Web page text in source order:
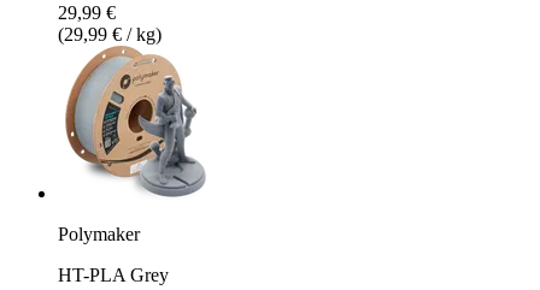
29,99 €
(29,99 € / kg)
Polymaker
HT-PLA Grey